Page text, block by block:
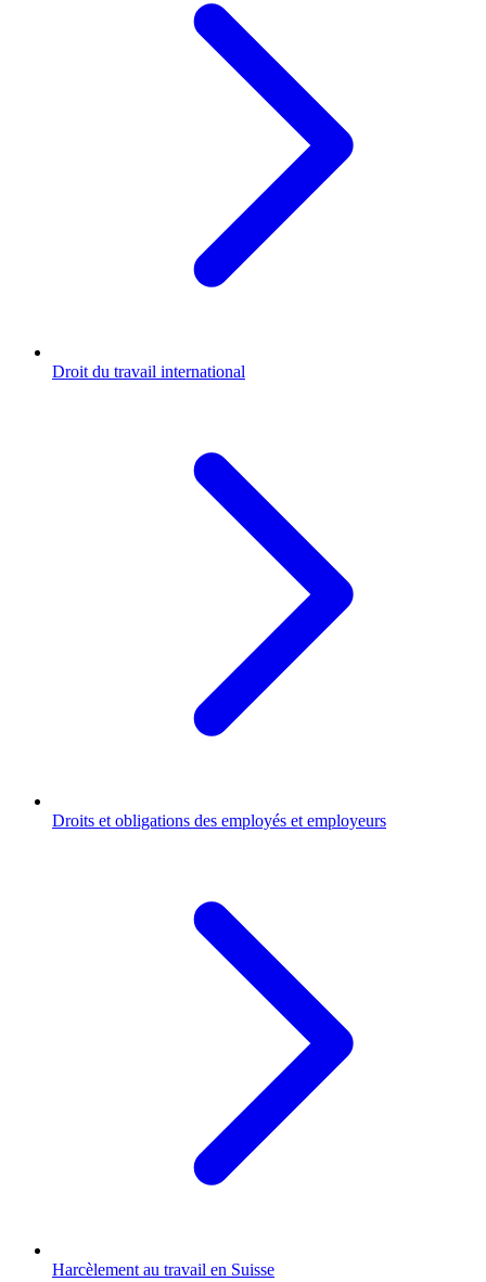
Droit du travail international
Droits et obligations des employés et employeurs
Harcèlement au travail en Suisse